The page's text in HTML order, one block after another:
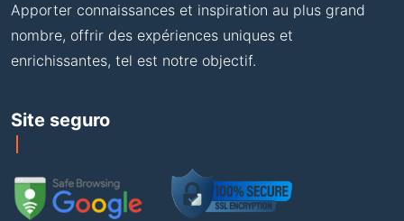
Apporter connaissances et inspiration au plus grand
nombre, offrir des expériences uniques et
enrichissantes, tel est notre objectif.
Site seguro